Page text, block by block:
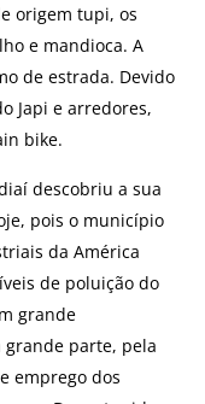
origem tupi, os
e mandioca. A
de estrada. Devido
Japi e arredores,
bike.
descobriu a sua
pois o município
da América
de poluição do
grande
parte, pela
emprego dos